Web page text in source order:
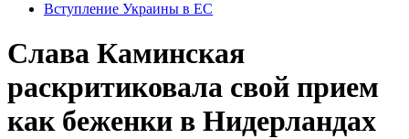
Вступление Украины в ЕС
Слава Каминская
раскритиковала свой прием
как беженки в Нидерландах